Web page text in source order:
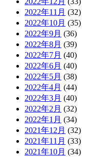
2022年11月 (32)
2022年10月 (35)
2022年9月 (36)
2022年8月 (39)
2022年7月 (40)
2022年6月 (40)
2022年5月 (38)
2022年4月 (44)
2022年3月 (40)
2022年2月 (32)
2022年1月 (34)
2021年12月 (32)
2021年11月 (33)
2021年10月 (34)